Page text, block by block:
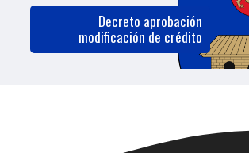
Decreto aprobación
modificación de crédito